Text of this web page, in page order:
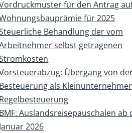
für den Antrag
für 2025
Behandlung der vom
selbst getragenen
Übergang von
Besteuerung als
Regelbesteuerung
BMF: Auslandsreisepauschalen ab
Januar 2026